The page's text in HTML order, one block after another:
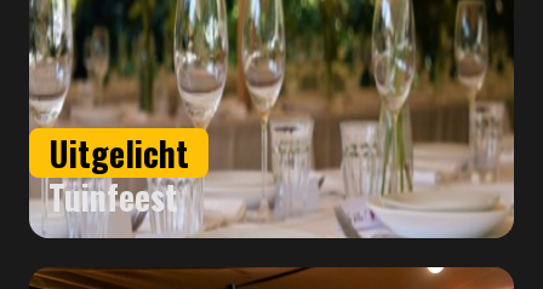
Uitgelicht
Tuinfeest